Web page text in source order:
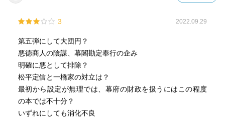
3 2022.09.29
第五弾にして大団円？
悪徳商人の陰謀、幕閣勘定奉行の企み
明確に悪として排除？
松平定信と一橋家の対立は？
最初から設定が無理では、幕府の財政を扱うにはこの程度
の本では不十分？
いずれにしても消化不良